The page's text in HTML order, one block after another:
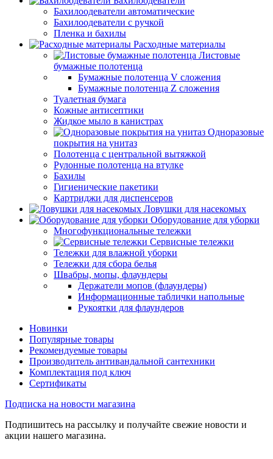
Бахилоодеватели автоматические
Бахилоодеватели с ручкой
Пленка и бахилы
Расходные материалы
Листовые
бумажные полотенца
Бумажные полотенца V сложения
Бумажные полотенца Z сложения
Туалетная бумага
Кожные антисептики
Жидкое мыло в канистрах
Одноразовые
покрытия на унитаз
Полотенца с центральной вытяжкой
Рулонные полотенца на втулке
Бахилы
Гигиенические пакетики
Картриджи для диспенсеров
Ловушки для насекомых
Оборудование для уборки
Многофункциональные тележки
Сервисные тележки
Тележки для влажной уборки
Тележки для сбора белья
Швабры, мопы, флаундеры
Держатели мопов (флаундеры)
Информационные таблички напольные
Рукоятки для флаундеров
Новинки
Популярные товары
Рекомендуемые товары
Производитель антивандальной сантехники
Комплектация под ключ
Сертификаты
Подписка на новости магазина
Подпишитесь на рассылку и получайте свежие новости и
акции нашего магазина.